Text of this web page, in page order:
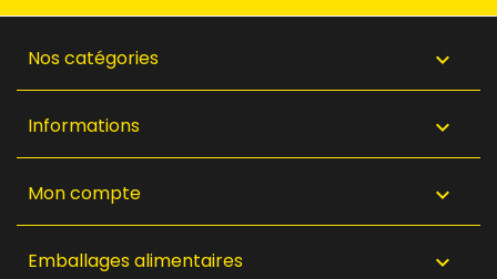
Nos catégories 
Informations 
Mon compte 
Emballages alimentaires 